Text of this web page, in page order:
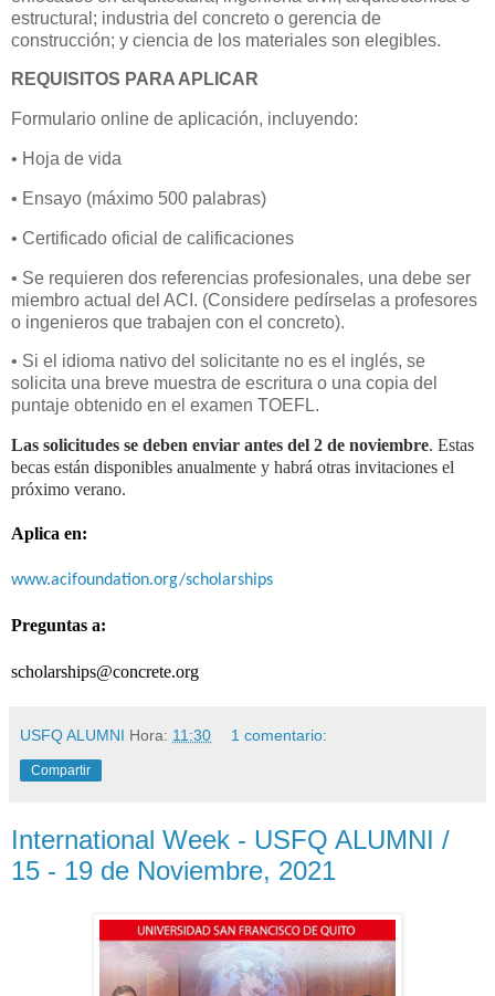
estructural; industria del concreto o gerencia de
construcción; y ciencia de los materiales son elegibles.
REQUISITOS PARA APLICAR
Formulario online de aplicación, incluyendo:
• Hoja de vida
• Ensayo (máximo 500 palabras)
• Certificado oficial de calificaciones
• Se requieren dos referencias profesionales, una debe ser
miembro actual del ACI. (Considere pedírselas a profesores
o ingenieros que trabajen con el concreto).
• Si el idioma nativo del solicitante no es el inglés, se
solicita una breve muestra de escritura o una copia del
puntaje obtenido en el examen TOEFL.
Las solicitudes se deben enviar antes del 2 de noviembre. Estas
becas están disponibles anualmente y habrá otras invitaciones el
próximo verano.
Aplica en:
www.acifoundation.org/scholarships
Preguntas a:
scholarships@concrete.org
USFQ ALUMNI Hora: 11:30 1 comentario:
Compartir
International Week - USFQ ALUMNI /
15 - 19 de Noviembre, 2021